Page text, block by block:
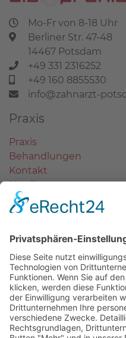
Mo-Fr von 8-18 Uhr
Berliner Str. 47-48
14467 Potsdam
+49 331 2316252
+49 160 8855530
info@zahnarzt-
Praxis
Praxis
Behandlungen
Kontakt
Notdienst
Termin
Implantate
Bleaching
Prophylaxe
Kieferorthopädie
Endodontie
Wissenswert